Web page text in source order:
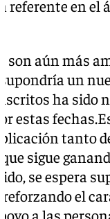
referente en
son aún más
un
ha sido
estas
tanto
sigue
se espera
reforzando el
a las